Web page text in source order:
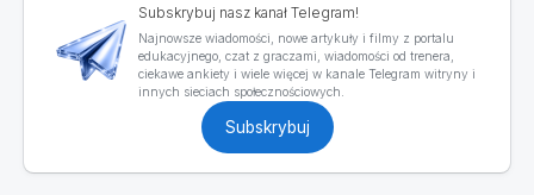
Subskrybuj nasz kanał Telegram!
Najnowsze wiadomości, nowe artykuły i filmy z portalu
edukacyjnego, czat z graczami, wiadomości od trenera,
ciekawe ankiety i wiele więcej w kanale Telegram witryny i
innych sieciach społecznościowych.
Subskrybuj